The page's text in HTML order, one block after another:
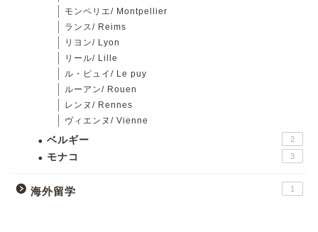
モンペリエ/ Montpellier
ランス/ Reims
リヨン/ Lyon
リール/ Lille
ル・ピュイ/ Le puy
ルーアン/ Rouen
レンヌ/ Rennes
ヴィエンヌ/ Vienne
ベルギー 2
モナコ 3
海外留学 1